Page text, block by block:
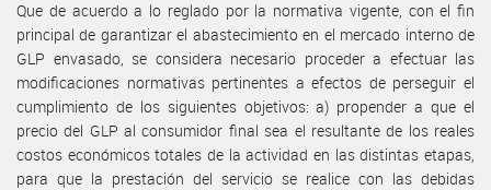
Que de acuerdo a lo reglado por la normativa vigente, con el fin
principal de garantizar el abastecimiento en el mercado interno de
GLP envasado, se considera necesario proceder a efectuar las
modificaciones normativas pertinentes a efectos de perseguir el
cumplimiento de los siguientes objetivos: a) propender a que el
precio del GLP al consumidor final sea el resultante de los reales
costos económicos totales de la actividad en las distintas etapas,
para que la prestación del servicio se realice con las debidas